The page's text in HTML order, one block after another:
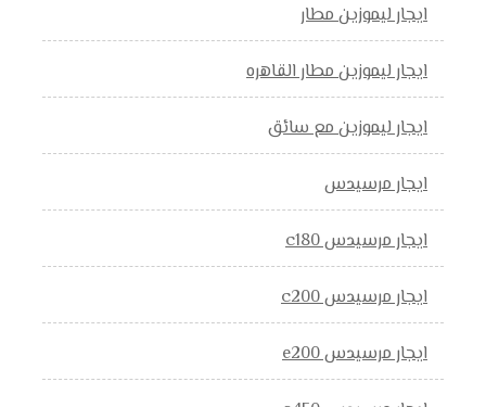
ايجار ليموزين مطار
ايجار ليموزين مطار القاهره
ايجار ليموزين مع سائق
ايجار مرسيدس
ايجار مرسيدس c180
ايجار مرسيدس c200
ايجار مرسيدس e200